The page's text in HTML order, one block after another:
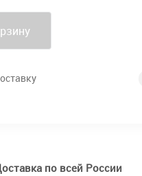
по всей России